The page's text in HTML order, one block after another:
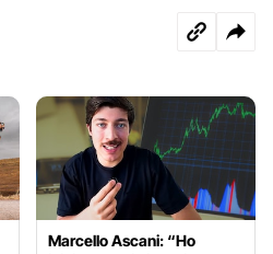
Marcello Ascani: “Ho